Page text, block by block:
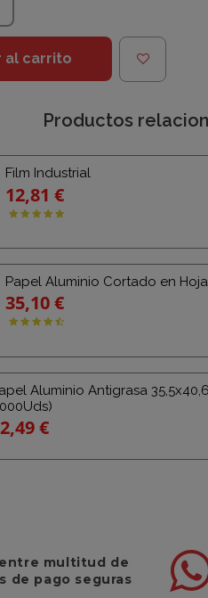
al carrito
Productos
Film Industrial
12,81 €
Papel Aluminio Cortado en
35,10 €
Aluminio Antigrasa
€
multitud de
de pago seguras